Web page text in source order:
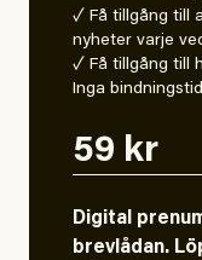
✓ Få tillgång till
nyheter varje
✓ Få tillgång till
Inga
59 kr
Digital
brevlådan.